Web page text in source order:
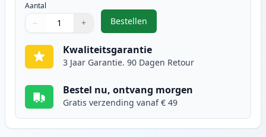
Aantal
Gebruik de knoppen om aan te passen
− +
1
Bestellen
,Brother TN-3430 toner zwart
Kwaliteitsgarantie
3 Jaar Garantie. 90 Dagen Retour
Bestel nu, ontvang morgen
Gratis verzending vanaf € 49